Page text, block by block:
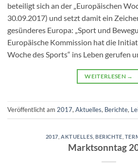
beteiligt sich an der „Europäischen
30.09.2017) und setzt damit ein
gesünderes Europa: „Sport und
Europäische Kommission hat die
Woche des Sports“ ins Leben gerufen
WEITERLESEN →
Veröffentlicht am 2017, Aktuelles, Berichte,
2017 ,AKTUELLES ,BERICHTE
Marktsonntag